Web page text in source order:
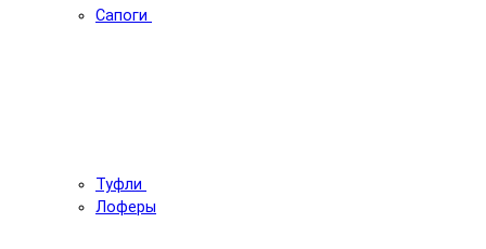
Сапоги
Туфли
Лоферы